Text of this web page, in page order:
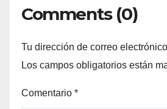
Comments (0)
Tu dirección de correo
Los campos obligatorios están
Comentario *